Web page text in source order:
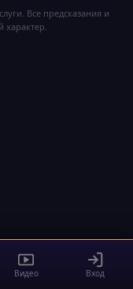
Все предсказания и
характер.
Видео Вход